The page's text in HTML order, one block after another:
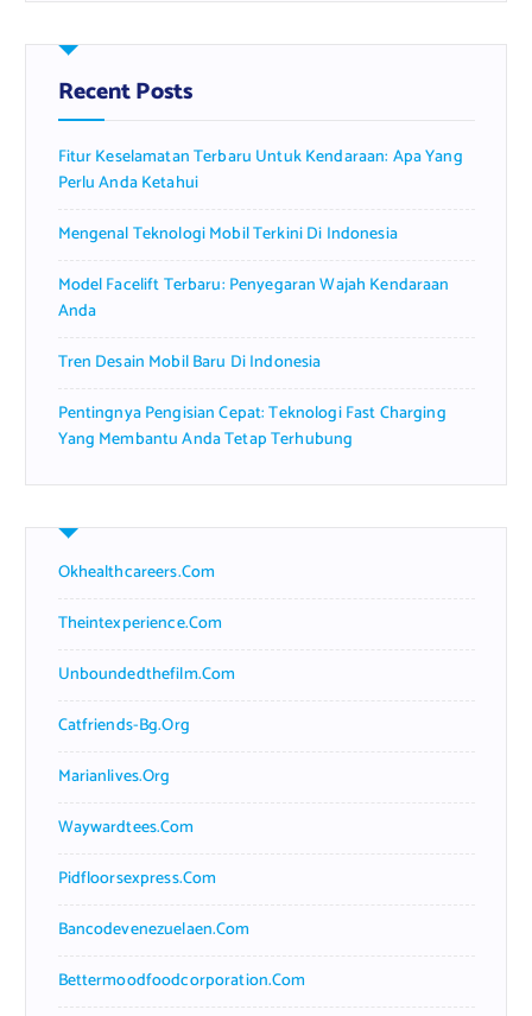
h
f
o
:
Recent Posts
Fitur Keselamatan Terbaru Untuk Kendaraan: Apa Yang
Perlu Anda Ketahui
Mengenal Teknologi Mobil Terkini Di Indonesia
Model Facelift Terbaru: Penyegaran Wajah Kendaraan
Anda
Tren Desain Mobil Baru Di Indonesia
Pentingnya Pengisian Cepat: Teknologi Fast Charging
Yang Membantu Anda Tetap Terhubung
Okhealthcareers.com
Theintexperience.com
Unboundedthefilm.com
Catfriends-Bg.org
Marianlives.org
Waywardtees.com
Pidfloorsexpress.com
Bancodevenezuelaen.com
Bettermoodfoodcorporation.com